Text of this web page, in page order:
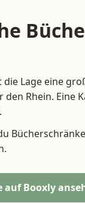
Lage eine
den Rhein. Eine
auf Booxly